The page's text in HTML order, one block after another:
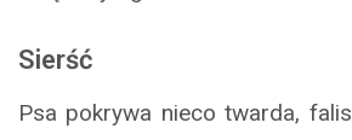
Sierść
Psa pokrywa nieco twarda,